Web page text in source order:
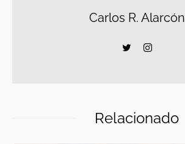
Carlos R. Alarcón
Relacionado